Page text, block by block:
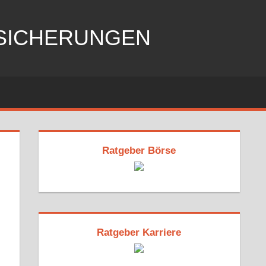
Ratgeber Börse
Ratgeber Karriere